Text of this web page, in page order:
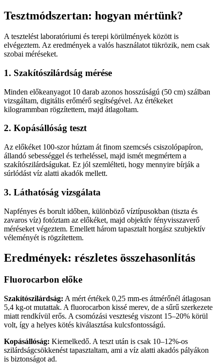
Tesztmódszertan: hogyan mértünk?
A tesztelést laboratóriumi és terepi körülmények között is
elvégeztem. Az eredmények a valós használatot tükrözik, nem csak
szobai méréseket.
1. Szakítószilárdság mérése
Minden előkeanyagot 10 darab azonos hosszúságú (50 cm) szálban
vizsgáltam, digitális erőmérő segítségével. Az értékeket
kilogrammban rögzítettem, majd átlagoltam.
2. Kopásállóság teszt
Az előkéket 100-szor húztam át finom szemcsés csiszolópapíron,
állandó sebességgel és terheléssel, majd ismét megmértem a
szakítószilárdságukat. Ez jól szemlélteti, hogy mennyire bírják a
súrlódást víz alatti akadók mellett.
3. Láthatóság vizsgálata
Napfényes és borult időben, különböző víztípusokban (tiszta és
zavaros víz) fotóztam az előkéket, majd objektív fényvisszaverő
méréseket végeztem. Emellett három tapasztalt horgász szubjektív
véleményét is rögzítettem.
Eredmények: részletes összehasonlítás
Fluorocarbon előke
Szakítószilárdság: A mért értékek 0,25 mm-es átmérőnél átlagosan
5,4 kg-ot mutattak. A fluorocarbon kissé merev, de a sűrű szerkezete
miatt rendkívül erős. A csomózási veszteség viszont 15–20% körül
volt, így a helyes kötés kiválasztása kulcsfontosságú.
Kopásállóság: Kiemelkedő. A teszt után is csak 10–12%-os
szilárdságcsökkenést tapasztaltam, ami a víz alatti akadós pályákon
is biztonságot ad.